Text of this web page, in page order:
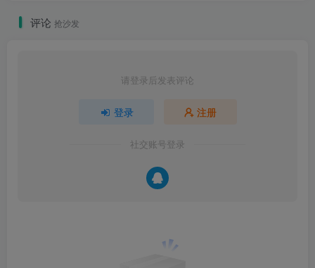
评论 抢沙发
请登录后发表评论
登录 注册
社交账号登录